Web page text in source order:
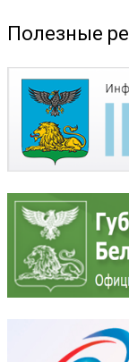
Полезные